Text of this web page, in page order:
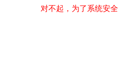
对不起，为了系统安